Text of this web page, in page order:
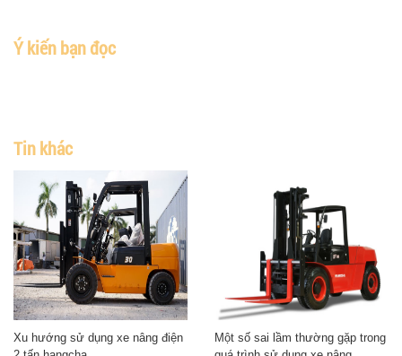
Ý kiến bạn đọc
Tin khác
Xu hướng sử dụng xe nâng điện
Một số sai lầm thường gặp trong